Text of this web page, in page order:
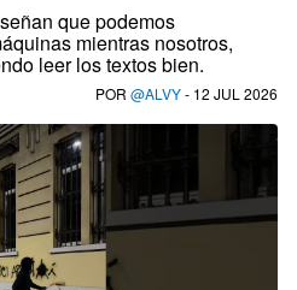
que podemos
mientras nosotros,
leer los textos bien.
POR @ALVY- 12 JUL 2026